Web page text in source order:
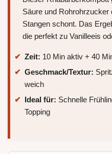
Säure und Rohrohrzucker
Stangen schont. Das
die perfekt zu Vanilleeis
Zeit: 10 Min aktiv + 40
Geschmack/Textur:
weich
Ideal für: Schnelle
Topping